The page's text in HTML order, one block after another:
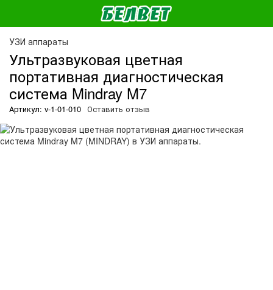
УЗИ аппараты
Ультразвуковая цветная
портативная диагностическая
система Mindray M7
Артикул: v-1-01-010 Оставить отзыв